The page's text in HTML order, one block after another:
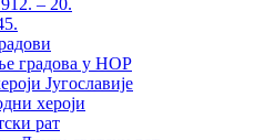
– 20.
градова у НОР
Југославије
хероји
рат